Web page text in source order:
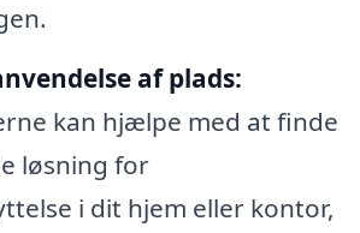
af plads:
kan hjælpe med at finde
løsning for
i dit hjem eller kontor,